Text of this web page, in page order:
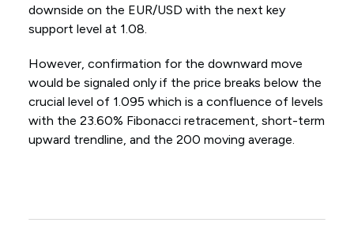
downside on the EUR/USD with the next key
support level at 1.08.
However, confirmation for the downward move
would be signaled only if the price breaks below the
crucial level of 1.095 which is a confluence of levels
with the 23.60% Fibonacci retracement, short-term
upward trendline, and the 200 moving average.